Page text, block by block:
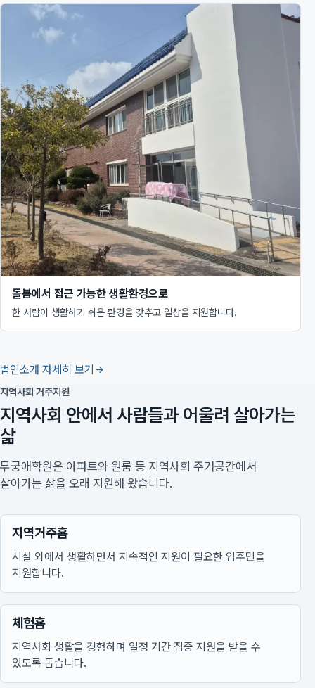
돌봄에서 접근 가능한 생활환경으로
한 사람이 생활하기 쉬운 환경을 갖추고 일상을 지원합니다.
법인소개 자세히 보기
지역사회 거주지원
지역사회 안에서 사람들과 어울려 살아가는
삶
무궁애학원은 아파트와 원룸 등 지역사회 주거공간에서
살아가는 삶을 오래 지원해 왔습니다.
지역거주홈
시설 외에서 생활하면서 지속적인 지원이 필요한 입주민을
지원합니다.
체험홈
지역사회 생활을 경험하며 일정 기간 집중 지원을 받을 수
있도록 돕습니다.